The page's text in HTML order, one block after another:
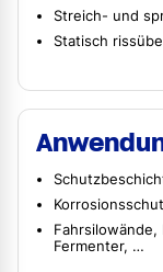
Streich- und
Statisch
Fahrsilowände,
Fermenter, …